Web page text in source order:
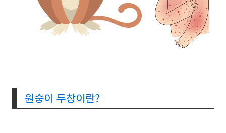
원숭이 두창이란?